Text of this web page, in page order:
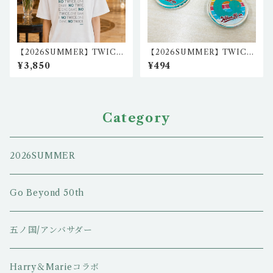
【2026SUMMER】TWICE
テキストリラックスフィットT
シャツ igo-LFT-o_02
¥3,850
【2026SUMMER】TWICE
目印アクリルチャーム１（２
個セット） igo-ch-01,igo-
¥494
Category
2026SUMMER
Go Beyond 50th
五ノ国/アンバサダー
Harry＆Marieコラボ